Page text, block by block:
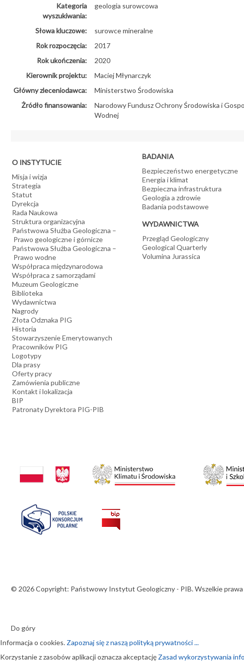
Kategoria
wyszukiwania:
geologia surowcowa
Słowa kluczowe:
surowce mineralne
Rok rozpoczęcia:
2017
Rok ukończenia:
2020
Kierownik projektu:
Maciej Młynarczyk
Główny zleceniodawca:
Ministerstwo Środowiska
Żródło finansowania:
Narodowy Fundusz Ochrony Środowiska i
Wodnej
O INSTYTUCIE
Misja i wizja
Strategia
Statut
Dyrekcja
Rada Naukowa
Struktura organizacyjna
Państwowa Służba Geologiczna –
Prawo geologiczne i górnicze
Państwowa Służba Geologiczna –
Prawo wodne
Współpraca międzynarodowa
Współpraca z samorządami
Muzeum Geologiczne
Biblioteka
Wydawnictwa
Nagrody
Złota Odznaka PIG
Historia
Stowarzyszenie Emerytowanych
Pracowników PIG
Logotypy
Dla prasy
Oferty pracy
Zamówienia publiczne
Kontakt i lokalizacja
BIP
Patronaty Dyrektora PIG-PIB
BADANIA
Bezpieczeństwo energetyczne
Energia i klimat
Bezpieczna infrastruktura
Geologia a zdrowie
Badania podstawowe
WYDAWNICTWA
Przegląd Geologiczny
Geological Quarterly
Volumina Jurassica
© 2026 Copyright: Państwowy Instytut Geologiczny - PIB. Wszelkie prawa
Do góry
Informacja o cookies. Zapoznaj się z naszą polityką prywatności ...
Korzystanie z zasobów aplikacji oznacza akceptację Zasad wykorzystywania